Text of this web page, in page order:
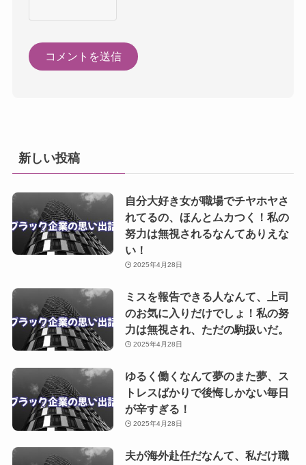
新しい投稿
自分大好き女が職場でチヤホヤさ
れてるの、ほんとムカつく！私の
努力は無視されるなんてありえな
い！
2025年4月28日
ミスを報告できる人なんて、上司
のお気に入りだけでしょ！私の努
力は無視され、ただの駒扱いだ。
2025年4月28日
ゆるく働くなんて夢のまた夢、ス
トレスばかりで後悔しかない毎日
が辛すぎる！
2025年4月28日
夫が海外赴任だなんて、私だけ職